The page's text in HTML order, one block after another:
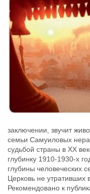
заключении, звучит
семьи Самуиловых
судьбой страны в XX
глубинку 1910-1930-х
глубины человеческих
Церковь не утративших
Рекомендовано к